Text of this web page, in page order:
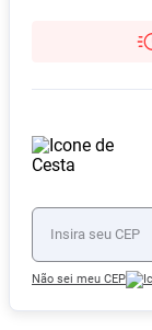
Não sei meu CEP